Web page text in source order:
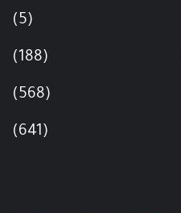
(5)
(188)
(568)
(641)